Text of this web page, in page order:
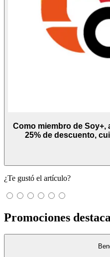
Como miembro de
25% de descuento,
¿Te gustó el artículo?
Promociones